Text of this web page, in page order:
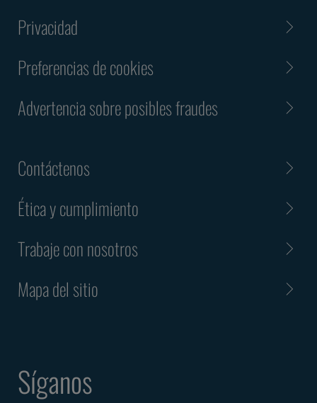
Privacidad
Preferencias de cookies
Advertencia sobre posibles fraudes
Contáctenos
Ética y cumplimiento
Trabaje con nosotros
Mapa del sitio
Síganos